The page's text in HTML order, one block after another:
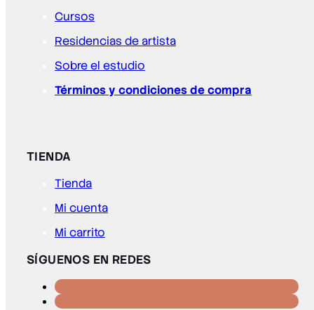
Cursos
Residencias de artista
Sobre el estudio
Términos y condiciones de compra
TIENDA
Tienda
Mi cuenta
Mi carrito
SÍGUENOS EN REDES